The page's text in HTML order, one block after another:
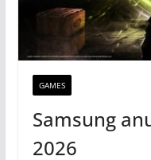
GAMES
Samsung
2026